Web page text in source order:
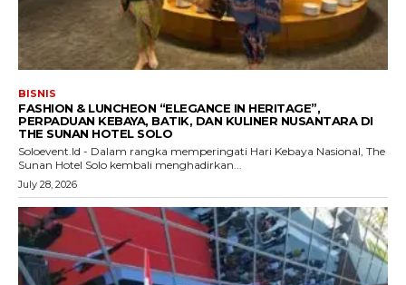
BISNIS
FASHION & LUNCHEON “ELEGANCE IN HERITAGE”,
PERPADUAN KEBAYA, BATIK, DAN KULINER NUSANTARA DI
THE SUNAN HOTEL SOLO
Soloevent.Id - Dalam rangka memperingati Hari Kebaya Nasional, The
Sunan Hotel Solo kembali menghadirkan...
July 28, 2026